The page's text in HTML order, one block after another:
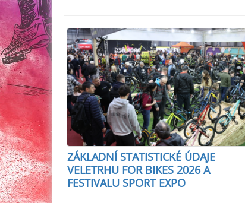
ZÁKLADNÍ STATISTICKÉ ÚDAJE
VELETRHU FOR BIKES 2026 A
FESTIVALU SPORT EXPO